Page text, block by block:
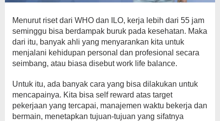
Menurut riset dari WHO dan ILO, kerja lebih dari 55 jam
seminggu bisa berdampak buruk pada kesehatan. Maka
dari itu, banyak ahli yang menyarankan kita untuk
menjalani kehidupan personal dan profesional secara
seimbang, atau biasa disebut work life balance.
Untuk itu, ada banyak cara yang bisa dilakukan untuk
mencapainya. Kita bisa self reward atas target
pekerjaan yang tercapai, manajemen waktu bekerja dan
bermain, menetapkan tujuan-tujuan yang sifatnya